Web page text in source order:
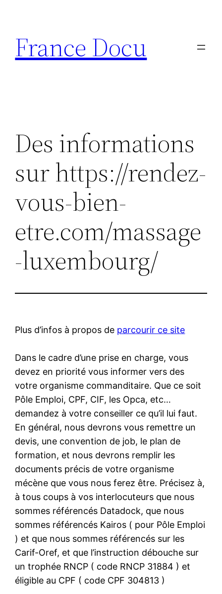
contenu
France Docu
Des informations
sur https://rendez-
vous-bien-
etre.com/massage
-luxembourg/
Plus d’infos à propos de parcourir ce site
Dans le cadre d’une prise en charge, vous
devez en priorité vous informer vers des
votre organisme commanditaire. Que ce soit
Pôle Emploi, CPF, CIF, les Opca, etc…
demandez à votre conseiller ce qu’il lui faut.
En général, nous devrons vous remettre un
devis, une convention de job, le plan de
formation, et nous devrons remplir les
documents précis de votre organisme
mécène que vous nous ferez être. Précisez à,
à tous coups à vos interlocuteurs que nous
sommes référencés Datadock, que nous
sommes référencés Kairos ( pour Pôle Emploi
) et que nous sommes référencés sur les
Carif-Oref, et que l’instruction débouche sur
un trophée RNCP ( code RNCP 31884 ) et
éligible au CPF ( code CPF 304813 )